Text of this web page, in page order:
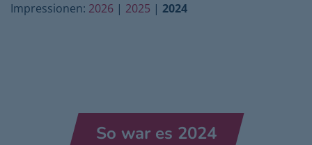
Impressionen: 2026 | 2025 | 2024
So war es 2024